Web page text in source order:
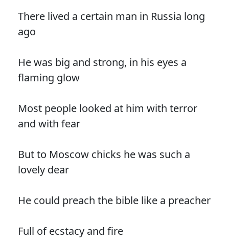
There lived a certain man in Russia long
ago
He was big and strong, in his eyes a
flaming glow
Most people looked at him with terror
and with fear
But to Moscow chicks he was such a
lovely dear
He could preach the bible like a preacher
Full of ecstacy and fire